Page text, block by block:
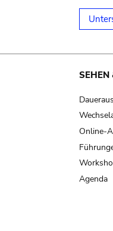
SEHEN
Online-
Agenda